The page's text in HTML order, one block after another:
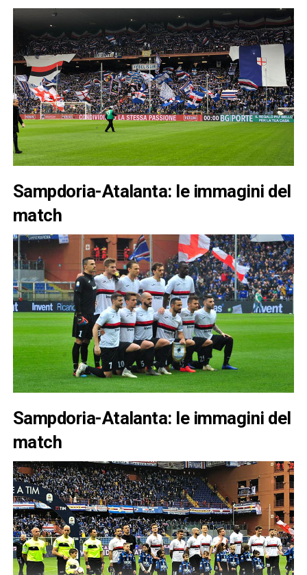
Sampdoria-Atalanta: le immagini del
match
Sampdoria-Atalanta: le immagini del
match